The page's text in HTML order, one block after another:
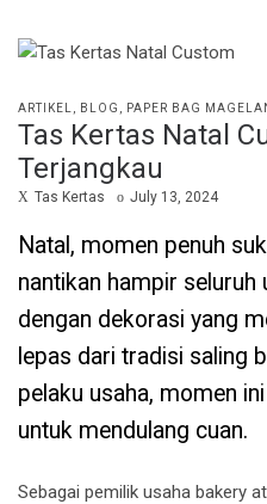
POSTED
IN
ARTIKEL BLOG PAPER BAG
Tas Kertas Natal
Terjangkau
by
Tas Kertas
Posted
July 13, 2024
Natal, momen penuh
nantikan hampir seluruh
dengan dekorasi yang
lepas dari tradisi saling
pelaku usaha, momen
untuk mendulang cuan.
Sebagai pemilik usaha bakery